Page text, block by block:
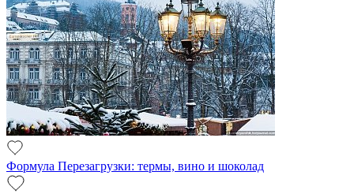
Формула Перезагрузки: термы, вино и шоколад